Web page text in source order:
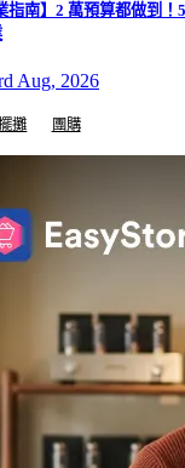
指南】2 萬預算都做到！
Aug, 2026
攤 團購